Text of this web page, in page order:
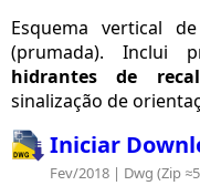
Esquema vertical
(prumada). Inclui
hidrantes de
sinalização de
Iniciar
Fev/2018 | Dwg (Zip